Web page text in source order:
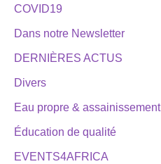
COVID19
Dans notre Newsletter
DERNIÈRES ACTUS
Divers
Eau propre & assainissement
Éducation de qualité
EVENTS4AFRICA